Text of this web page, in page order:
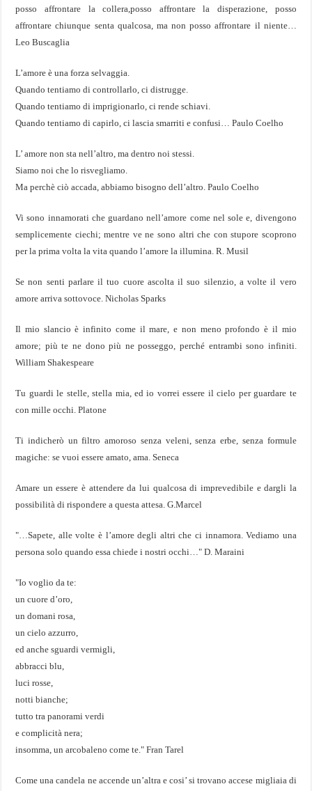
posso affrontare la collera,posso affrontare la disperazione, posso
affrontare chiunque senta qualcosa, ma non posso affrontare il niente…
Leo Buscaglia
L’amore è una forza selvaggia.
Quando tentiamo di controllarlo, ci distrugge.
Quando tentiamo di imprigionarlo, ci rende schiavi.
Quando tentiamo di capirlo, ci lascia smarriti e confusi… Paulo Coelho
L’ amore non sta nell’altro, ma dentro noi stessi.
Siamo noi che lo risvegliamo.
Ma perchè ciò accada, abbiamo bisogno dell’altro. Paulo Coelho
Vi sono innamorati che guardano nell’amore come nel sole e, divengono
semplicemente ciechi; mentre ve ne sono altri che con stupore scoprono
per la prima volta la vita quando l’amore la illumina. R. Musil
Se non senti parlare il tuo cuore ascolta il suo silenzio, a volte il vero
amore arriva sottovoce. Nicholas Sparks
Il mio slancio è infinito come il mare, e non meno profondo è il mio
amore; più te ne dono più ne posseggo, perché entrambi sono infiniti.
William Shakespeare
Tu guardi le stelle, stella mia, ed io vorrei essere il cielo per guardare te
con mille occhi. Platone
Ti indicherò un filtro amoroso senza veleni, senza erbe, senza formule
magiche: se vuoi essere amato, ama. Seneca
Amare un essere è attendere da lui qualcosa di imprevedibile e dargli la
possibilità di rispondere a questa attesa. G.Marcel
"…Sapete, alle volte è l’amore degli altri che ci innamora. Vediamo una
persona solo quando essa chiede i nostri occhi…" D. Maraini
"Io voglio da te:
un cuore d’oro,
un domani rosa,
un cielo azzurro,
ed anche sguardi vermigli,
abbracci blu,
luci rosse,
notti bianche;
tutto tra panorami verdi
e complicità nera;
insomma, un arcobaleno come te." Fran Tarel
Come una candela ne accende un’altra e cosi’ si trovano accese migliaia di